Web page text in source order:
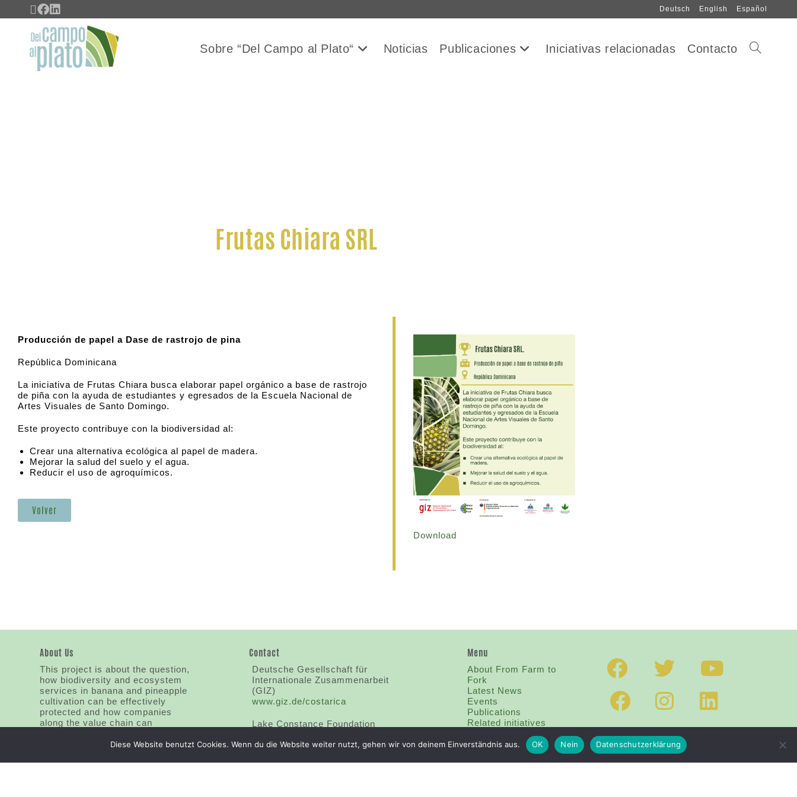
Deutsch English Español
Sobre “Del Campo al Plato“ Noticias Publicaciones Iniciativas relacionadas Contacto
Frutas Chiara SRL
Producción de papel a Dase de rastrojo de pina
República Dominicana
La iniciativa de Frutas Chiara busca elaborar papel orgánico a base de rastrojo
de piña con la ayuda de estudiantes y egresados de la Escuela Nacional de
Artes Visuales de Santo Domingo.
Este proyecto contribuye con la biodiversidad al:
Crear una alternativa ecológica al papel de madera.
Mejorar la salud del suelo y el agua.
Reducir el uso de agroquímicos.
Volver
Download
About Us
This project is about the question,
how biodiversity and ecosystem
services in banana and pineapple
cultivation can be effectively
protected and how companies
along the value chain can
Contact
Deutsche Gesellschaft für
Internationale Zusammenarbeit
(GIZ)
www.giz.de/costarica
Lake Constance Foundation
Menu
About From Farm to
Fork
Latest News
Events
Publications
Related initiatives
Imprint
Diese Website benutzt Cookies. Wenn du die Website weiter nutzt, gehen wir von deinem Einverständnis aus. OK Nein Datenschutzerklärung